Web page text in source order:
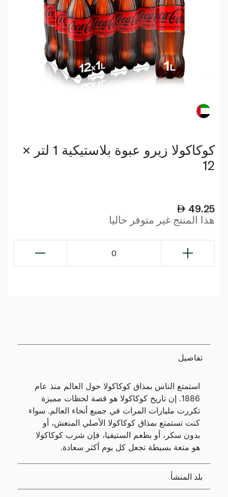
كوكاكولا زيرو عبوة بلاستيكية 1 لتر ×
12
49.25
هذا المنتج غير متوفر حاليا
0
تفاصيل
استمتع الناس بمذاق كوكاكولا حول العالم منذ عام
1886. إن تاريخ كوكاكولا هو قصة لحظات مميزة
تكررت مليارات المرات في جميع أنحاء العالم. سواء
كنت تستمتع بمذاق كوكاكولا الأصلي المنعش، أو
بدون سكر، أو بطعم الستيفيا، فإن شرب كوكاكولا
هو متعة بسيطة تجعل كل يوم أكثر سعادة.
بلد المنشأ